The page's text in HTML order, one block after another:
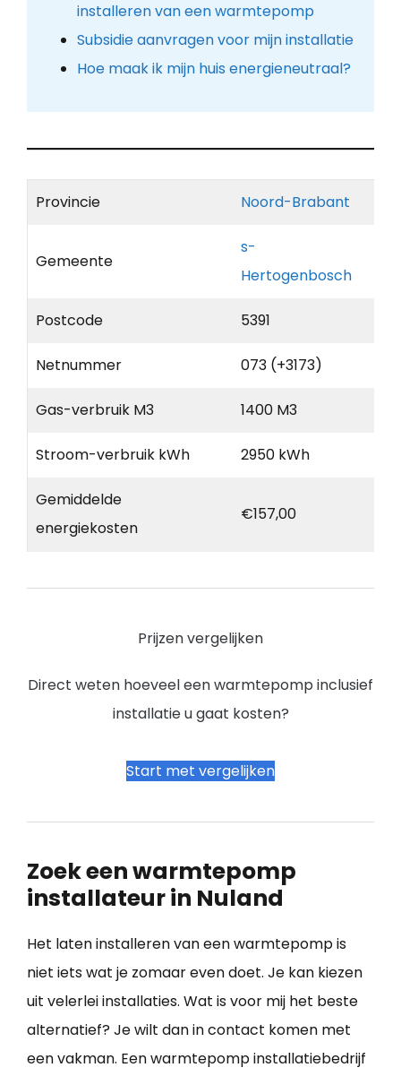
installeren van een warmtepomp
Subsidie aanvragen voor mijn installatie
Hoe maak ik mijn huis energieneutraal?
Provincie Noord-Brabant
Gemeente
s-
Hertogenbosch
Postcode 5391
Netnummer 073 (+3173)
Gas-verbruik M3 1400 M3
Stroom-verbruik kWh 2950 kWh
Gemiddelde
energiekosten
€157,00
Prijzen vergelijken
Direct weten hoeveel een warmtepomp inclusief
installatie u gaat kosten?
Start met vergelijken
Zoek een warmtepomp
installateur in Nuland
Het laten installeren van een warmtepomp is
niet iets wat je zomaar even doet. Je kan kiezen
uit velerlei installaties. Wat is voor mij het beste
alternatief? Je wilt dan in contact komen met
een vakman. Een warmtepomp installatiebedrijf